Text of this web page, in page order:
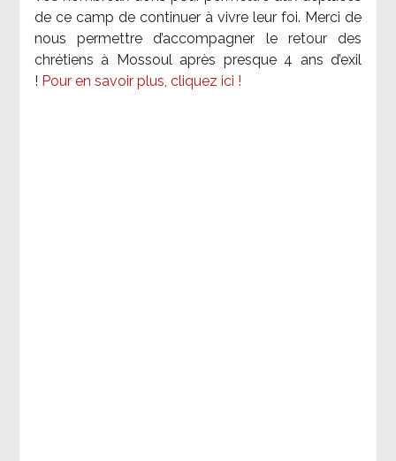
de ce camp de continuer à vivre leur foi. Merci de
nous permettre d’accompagner le retour des
chrétiens à Mossoul après presque 4 ans d’exil
! Pour en savoir plus, cliquez ici !